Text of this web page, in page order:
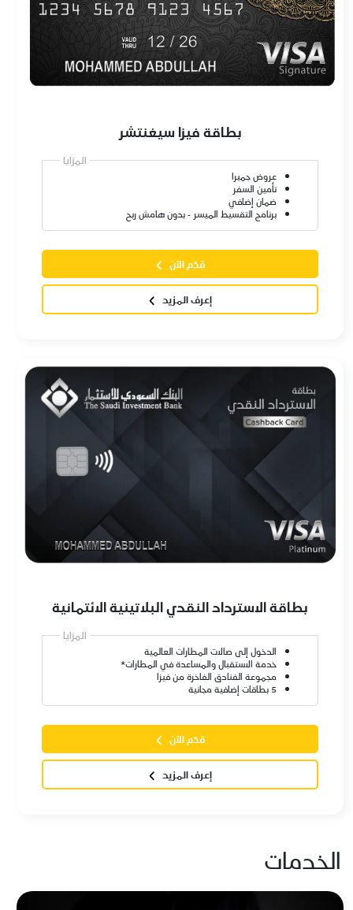
بطاقة فيزا سيغنتشر
المزايا
عروض جميرا
تأمين السفر
ضمان إضافي
برنامج التقسيط الميسر - بدون هامش ربح
قدّم الآن
إعرف المزيد
بطاقة الاسترداد النقدي البلاتينية الائتمانية
المزايا
الدخول إلى صالات المطارات العالمية
خدمة الاستقبال والمساعدة في المطارات*
مجموعة الفنادق الفاخرة من فيزا
5 بطاقات إضافية مجانية
قدّم الآن
إعرف المزيد
الخدمات